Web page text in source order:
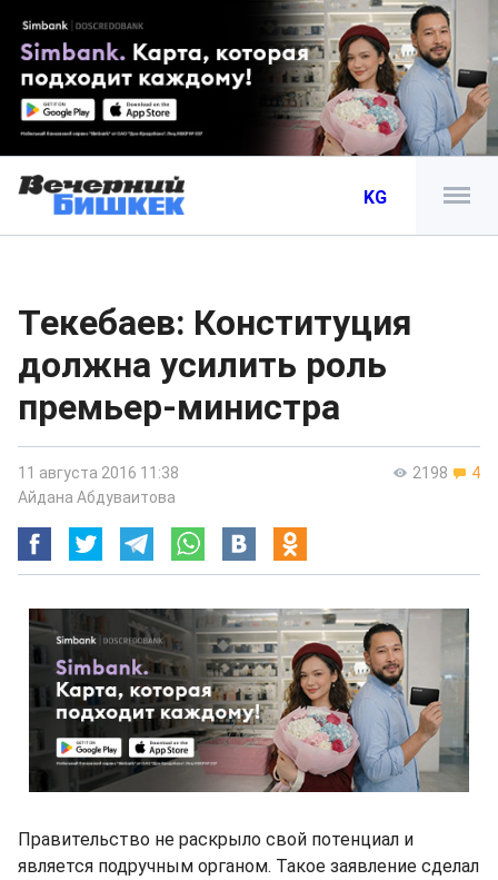
KG
Текебаев: Конституция
должна усилить роль
премьер-министра
2198 4
11 августа 2016 11:38
Айдана Абдуваитова
Правительство не раскрыло свой потенциал и
является подручным органом. Такое заявление сделал